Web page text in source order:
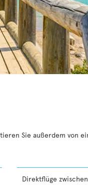
Sie außerdem von
Direktflüge zwischen